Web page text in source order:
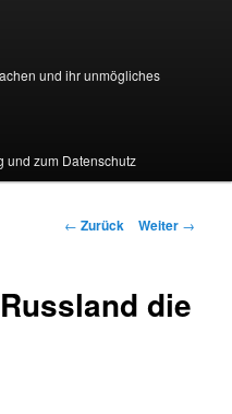
und ihr unmögliches
und zum Datenschutz
Beitragsnavigation
← Zurück Weiter →
die